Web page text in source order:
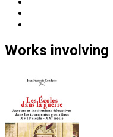
Works involving